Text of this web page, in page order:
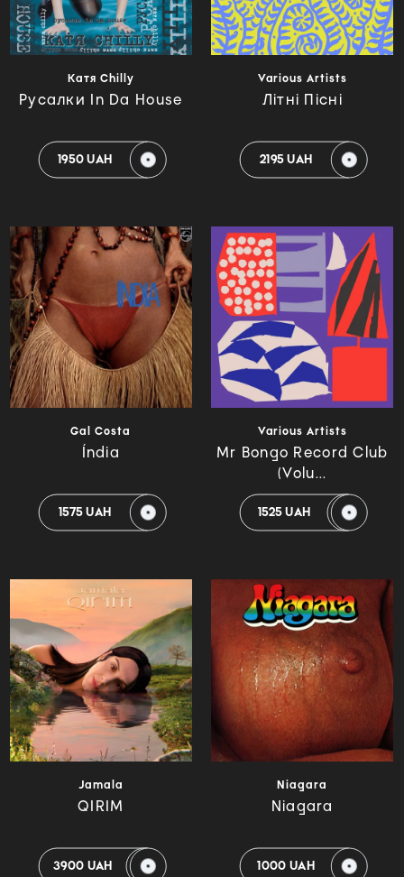
Катя Chilly
Русалки In Da House
1950 UAH
Various Artists
Літні Пісні
2195 UAH
Gal Costa
Índia
1575 UAH
Various Artists
Mr Bongo Record Club
(Volu...
1525 UAH
Jamala
QIRIM
3900 UAH
Niagara
Niagara
1000 UAH